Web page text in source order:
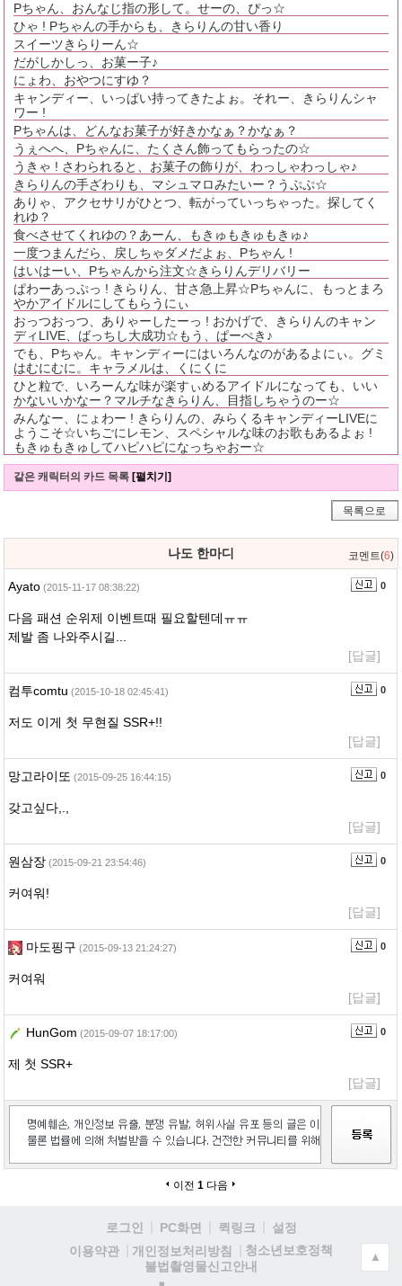
Pちゃん、おんなじ指の形して。せーの、ぴっ☆
ひゃ ! Pちゃんの手からも、きらりんの甘い香り
スイーツきらりーん☆
だがしかしっ、お菓ー子♪
にょわ、おやつにすゆ？
キャンディー、いっぱい持ってきたよぉ。それー、きらりんシャ
ワー !
Pちゃんは、どんなお菓子が好きかなぁ？かなぁ？
うぇへへ、Pちゃんに、たくさん飾ってもらったの☆
うきゃ ! さわられると、お菓子の飾りが、わっしゃわっしゃ♪
きらりんの手ざわりも、マシュマロみたいー？うぷぷ☆
ありゃ、アクセサリがひとつ、転がっていっちゃった。探してく
れゆ？
食べさせてくれゆの？あーん、もきゅもきゅもきゅ♪
一度つまんだら、戻しちゃダメだよぉ、Pちゃん !
はいはーい、Pちゃんから注文☆きらりんデリバリー
ぱわーあっぷっ ! きらりん、甘さ急上昇☆Pちゃんに、もっとまろ
やかアイドルにしてもらうにぃ
おっつおっつ、ありゃーしたーっ ! おかげで、きらりんのキャン
ディLIVE、ばっちし大成功☆もう、ぱーぺき♪
でも、Pちゃん。キャンディーにはいろんなのがあるよにぃ。グミ
はむにむに。キャラメルは、くにくに
ひと粒で、いろーんな味が楽すぃめるアイドルになっても、いい
かないいかなー？マルチなきらりん、目指しちゃうのー☆
みんなー、にょわー ! きらりんの、みらくるキャンディーLIVEに
ようこそ☆いちごにレモン、スペシャルな味のお歌もあるよぉ !
もきゅもきゅしてハピハピになっちゃおー☆
같은 캐릭터의 카드 목록 [펼치기]
목록으로
나도 한마디 코멘트(6)
Ayato (2015-11-17 08:38:22) 0
다음 패션 순위제 이벤트때 필요할텐데ㅠㅠ
제발 좀 나와주시길...
[답글]
컴투comtu (2015-10-18 02:45:41) 0
저도 이게 첫 무현질 SSR+!!
[답글]
망고라이또 (2015-09-25 16:44:15) 0
갖고싶다,.,
[답글]
원삼장 (2015-09-21 23:54:46) 0
커여워!
[답글]
마도핑구 (2015-09-13 21:24:27) 0
커여워
[답글]
HunGom (2015-09-07 18:17:00) 0
제 첫 SSR+
[답글]
이전 1 다음
로그인 PC화면 퀵링크
설정
이용약관
개인정보처리방침
청소년보호정책
불법촬영물신고안내
▲